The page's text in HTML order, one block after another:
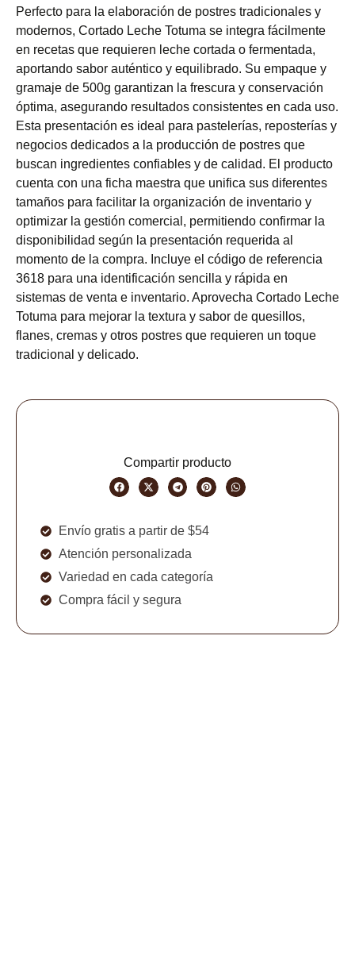
Perfecto para la elaboración de postres tradicionales y
modernos, Cortado Leche Totuma se integra fácilmente
en recetas que requieren leche cortada o fermentada,
aportando sabor auténtico y equilibrado. Su empaque y
gramaje de 500g garantizan la frescura y conservación
óptima, asegurando resultados consistentes en cada uso.
Esta presentación es ideal para pastelerías, reposterías y
negocios dedicados a la producción de postres que
buscan ingredientes confiables y de calidad. El producto
cuenta con una ficha maestra que unifica sus diferentes
tamaños para facilitar la organización de inventario y
optimizar la gestión comercial, permitiendo confirmar la
disponibilidad según la presentación requerida al
momento de la compra. Incluye el código de referencia
3618 para una identificación sencilla y rápida en
sistemas de venta e inventario. Aprovecha Cortado Leche
Totuma para mejorar la textura y sabor de quesillos,
flanes, cremas y otros postres que requieren un toque
tradicional y delicado.
Compartir producto
Envío gratis a partir de $54
Atención personalizada
Variedad en cada categoría
Compra fácil y segura